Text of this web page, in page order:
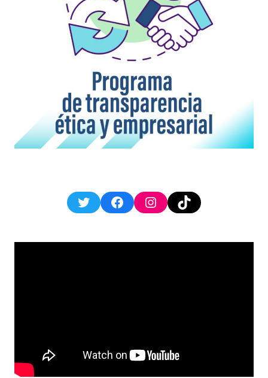
TwitterFacebookInstagram
TikTok